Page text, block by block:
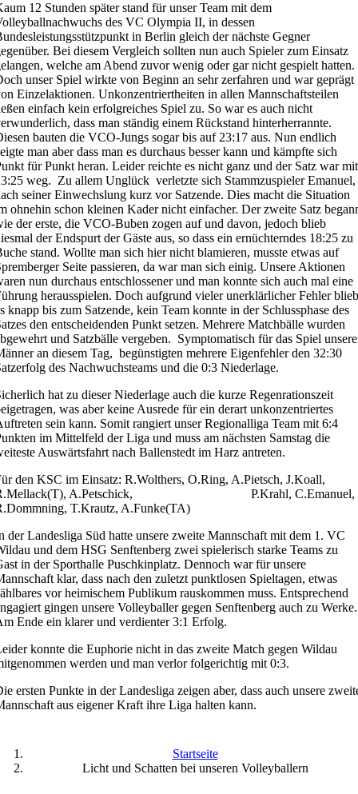
12 Stunden später stand für unser Team mit dem
des VC Olympia II, in dessen
in Berlin gleich der nächste Gegner
Bei diesem Vergleich sollten nun auch Spieler zum Einsatz
welche am Abend zuvor wenig oder gar nicht gespielt hatten.
unser Spiel wirkte von Beginn an sehr zerfahren und war geprägt
Einzelaktionen. Unkonzentriertheiten in allen Mannschaftsteilen
einfach kein erfolgreiches Spiel zu. So war es auch nicht
dass man ständig einem Rückstand hinterherrannte.
bauten die VCO-Jungs sogar bis auf 23:17 aus. Nun endlich
man aber dass man es durchaus besser kann und kämpfte sich
für Punkt heran. Leider reichte es nicht ganz und der Satz war mit
weg. Zu allem Unglück verletzte sich Stammzuspieler Emanuel,
seiner Einwechslung kurz vor Satzende. Dies macht die Situation
ohnehin schon kleinen Kader nicht einfacher. Der zweite Satz
der erste, die VCO-Buben zogen auf und davon, jedoch blieb
der Endspurt der Gäste aus, so dass ein ernüchterndes 18:25 zu
stand. Wollte man sich hier nicht blamieren, musste etwas auf
Seite passieren, da war man sich einig. Unsere Aktionen
nun durchaus entschlossener und man konnte sich auch mal eine
herausspielen. Doch aufgrund vieler unerklärlicher Fehler blieb
knapp bis zum Satzende, kein Team konnte in der Schlussphase des
den entscheidenden Punkt setzen. Mehrere Matchbälle wurden
und Satzbälle vergeben. Symptomatisch für das Spiel
an diesem Tag, begünstigten mehrere Eigenfehler den 32:30
des Nachwuchsteams und die 0:3 Niederlage.
hat zu dieser Niederlage auch die kurze Regenrationszeit
was aber keine Ausrede für ein derart unkonzentriertes
sein kann. Somit rangiert unser Regionalliga Team mit 6:4
im Mittelfeld der Liga und muss am nächsten Samstag die
Auswärtsfahrt nach Ballenstedt im Harz antreten.
den KSC im Einsatz: R.Wolthers, O.Ring, A.Pietsch, J.Koall,
A.Petschick, P.Krahl, C.Emanuel,
T.Krautz, A.Funke(TA)
der Landesliga Süd hatte unsere zweite Mannschaft mit dem 1. VC
und dem HSG Senftenberg zwei spielerisch starke Teams zu
in der Sporthalle Puschkinplatz. Dennoch war für unsere
klar, dass nach den zuletzt punktlosen Spieltagen, etwas
vor heimischem Publikum rauskommen muss. Entsprechend
gingen unsere Volleyballer gegen Senftenberg auch zu Werke.
Ende ein klarer und verdienter 3:1 Erfolg.
konnte die Euphorie nicht in das zweite Match gegen Wildau
werden und man verlor folgerichtig mit 0:3.
ersten Punkte in der Landesliga zeigen aber, dass auch unsere
aus eigener Kraft ihre Liga halten kann.
Startseite
Licht und Schatten bei unseren Volleyballern